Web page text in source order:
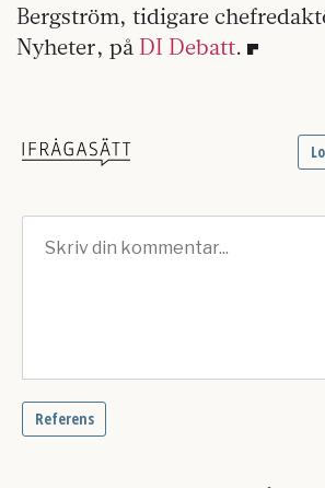
Bergström, tidigare
Nyheter, på DI Debatt.